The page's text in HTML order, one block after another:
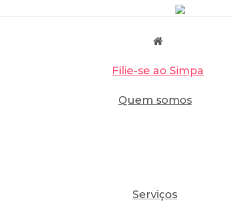
Filie-se ao Simpa
Quem somos
Serviços